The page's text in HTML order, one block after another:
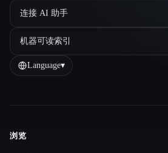
连接 AI 助手
机器可读索引
Language▾
Site navigation
浏览